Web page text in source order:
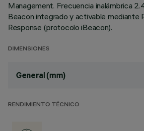
Management. Frecuencia inalámbrica
Beacon integrado y activable mediante
Response (protocolo iBeacon).
DIMENSIONES
General (mm)
RENDIMIENTO TÉCNICO